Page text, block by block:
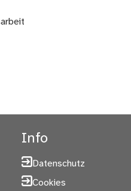
Info
Datenschutz
Cookies